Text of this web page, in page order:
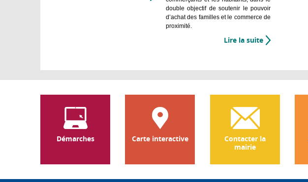
circulation
double objectif de soutenir le pouvoir
d’achat des familles et le commerce de
proximité.
Lire la suite de
:
absence
d'amende
Démarches Carte interactive
Contacter la
mairie